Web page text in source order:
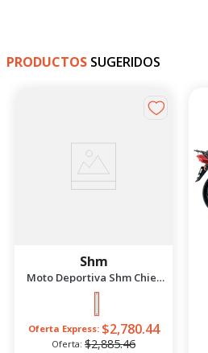
PRODUCTOS SUGERIDOS
Shm
Moto Deportiva Shm Chief
2.5 Azul/Negro 2026
Oferta Express: $2,780.44
Oferta: $2,885.46